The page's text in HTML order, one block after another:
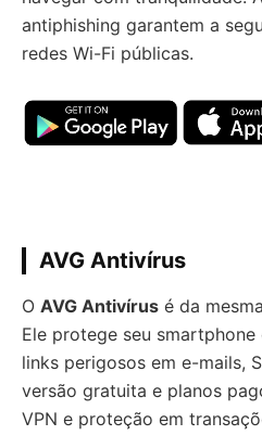
antiphishing garantem a
redes Wi-Fi públicas.
AVG Antivírus
O AVG Antivírus é da
Ele protege seu
links perigosos em e-mails,
versão gratuita e planos
VPN e proteção em